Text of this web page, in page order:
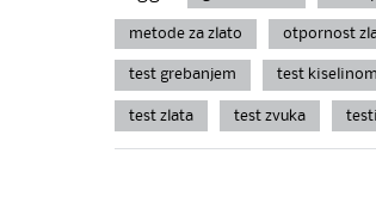
metode za zlato otpornost
test grebanjem test kiselinom
test zlata test zvuka